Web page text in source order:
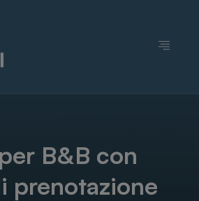
B&B con
prenotazione